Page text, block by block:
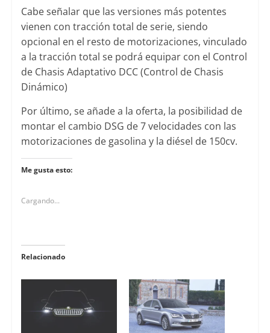
Cabe señalar que las versiones más potentes
vienen con tracción total de serie, siendo
opcional en el resto de motorizaciones, vinculado
a la tracción total se podrá equipar con el Control
de Chasis Adaptativo DCC (Control de Chasis
Dinámico)
Por último, se añade a la oferta, la posibilidad de
montar el cambio DSG de 7 velocidades con las
motorizaciones de gasolina y la diésel de 150cv.
Me gusta esto:
Cargando...
Relacionado